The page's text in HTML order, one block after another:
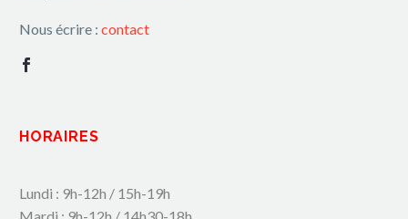
Nous écrire : contact
HORAIRES
Lundi : 9h-12h / 15h-19h
Mardi : 9h-12h / 14h30-18h